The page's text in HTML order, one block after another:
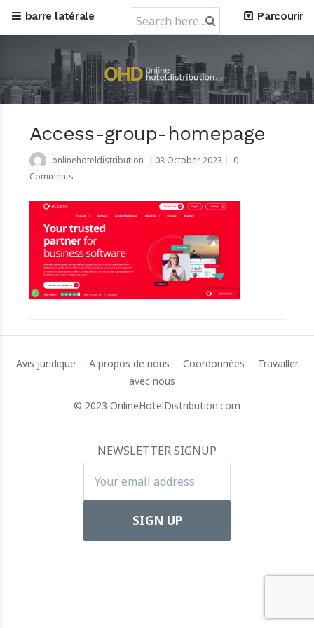
Mews, l'entreprise pragoise spécialisée dans les
logiciels d'hôtellerie en nuage, obtient une
valorisation de 1,2 milliard USD
Augmentation de capital de 72 millions de dollars de
RateGain : Un bond stratégique vers la domination
barre latérale
Search
for:
Parcourir
Access-group-homepage
onlinehoteldistribution 03 October 2023
0
Comments
Avis juridique A propos de nous Coordonnées
Travailler
avec nous
© 2023 OnlineHotelDistribution.com
NEWSLETTER SIGNUP